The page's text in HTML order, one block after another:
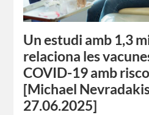
Un estudi amb 1,3
relaciona les
COVID-19 amb
[Michael
27.06.2025]